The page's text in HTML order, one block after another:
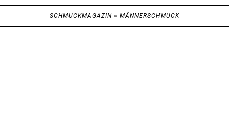
SCHMUCKMAGAZIN » MÄNNERSCHMUCK